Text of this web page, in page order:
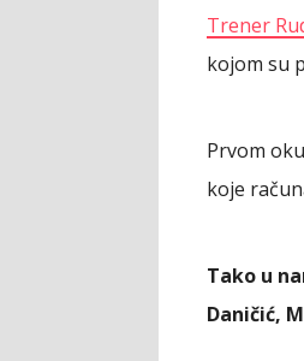
Trener
kojom su
Prvom
koje
Tako u
Daničić,